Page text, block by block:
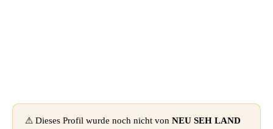
⚠ Dieses Profil wurde noch nicht von NEU SEH LAND